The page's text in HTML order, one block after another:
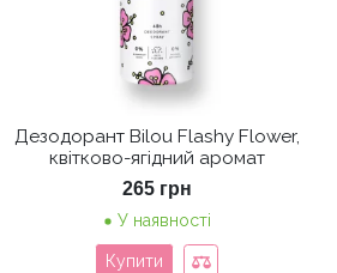
Дезодорант Bilou Flashy Flower,
квітково-ягідний аромат
265 грн
У наявності
Купити